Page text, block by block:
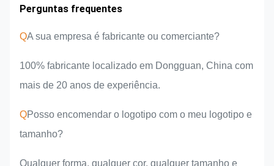
Experiência na
Área de
mercado
Perguntas frequentes
QA sua empresa é fabricante ou comerciante?
100% fabricante localizado em Dongguan, China com
mais de 20 anos de experiência.
QPosso encomendar o logotipo com o meu logotipo e
tamanho?
Qualquer forma, qualquer cor, qualquer tamanho e